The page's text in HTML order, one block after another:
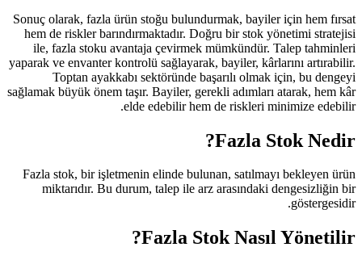
Sonuç olarak, fazla ürün stoğu
hem de riskler barındırmaktadır.
ile, fazla stoku avantaja
yaparak ve envanter kontrolü
Toptan ayakkabı sektöründe
sağlamak büyük önem taşır. Bayiler,
elde edebilir
Fazla stok, bir işletmenin elinde
miktarıdır. Bu durum, talep ile
Fazla